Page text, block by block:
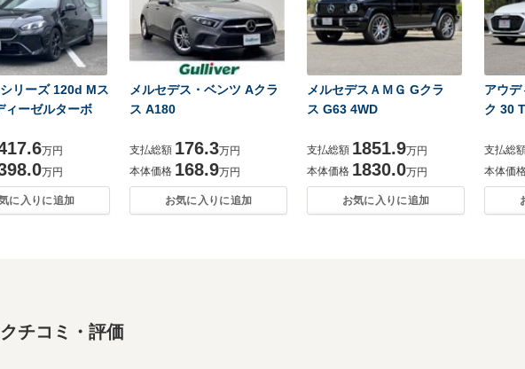
リーズ 120d Mス
ィーゼルターボ
万円
万円
に入りに追加
メルセデス・ベンツ Aクラ
ス A180
支払総額 176.3万円
本体価格 168.9万円
お気に入りに追加
メルセデスＡＭＧ Gクラ
ス G63 4WD
支払総額 1851.9万円
本体価格 1830.0万円
お気に入りに追加
アウデ
ク 30
支払総
本体価
チコミ・評価